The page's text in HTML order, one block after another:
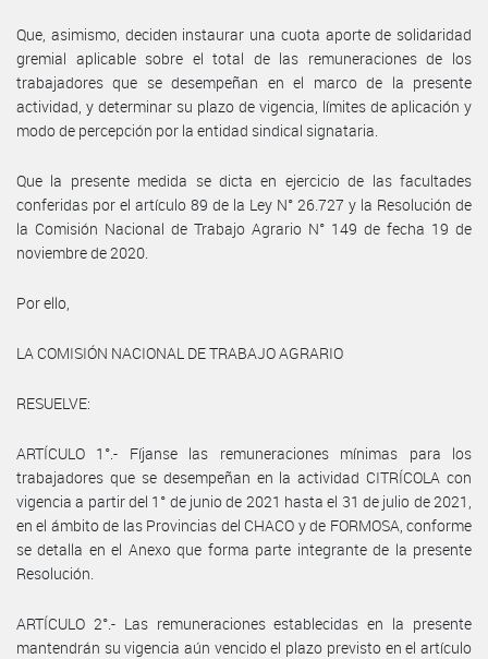
Que, asimismo, deciden instaurar una cuota aporte de solidaridad
gremial aplicable sobre el total de las remuneraciones de los
trabajadores que se desempeñan en el marco de la presente
actividad, y determinar su plazo de vigencia, límites de aplicación y
modo de percepción por la entidad sindical signataria.
Que la presente medida se dicta en ejercicio de las facultades
conferidas por el artículo 89 de la Ley N° 26.727 y la Resolución de
la Comisión Nacional de Trabajo Agrario N° 149 de fecha 19 de
noviembre de 2020.
Por ello,
LA COMISIÓN NACIONAL DE TRABAJO AGRARIO
RESUELVE:
ARTÍCULO 1°.- Fíjanse las remuneraciones mínimas para los
trabajadores que se desempeñan en la actividad CITRÍCOLA con
vigencia a partir del 1° de junio de 2021 hasta el 31 de julio de 2021,
en el ámbito de las Provincias del CHACO y de FORMOSA, conforme
se detalla en el Anexo que forma parte integrante de la presente
Resolución.
ARTÍCULO 2°.- Las remuneraciones establecidas en la presente
mantendrán su vigencia aún vencido el plazo previsto en el artículo